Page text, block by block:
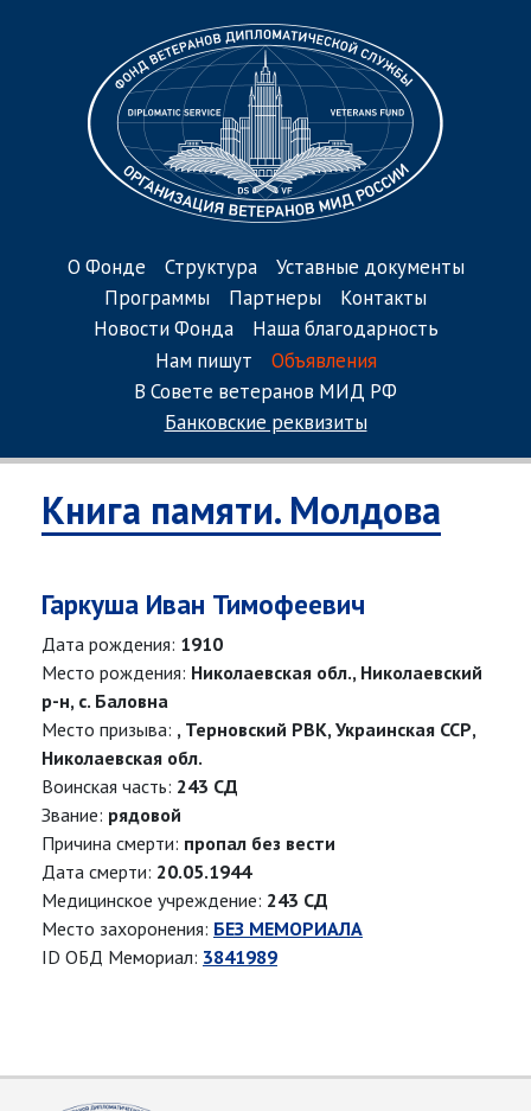
О Фонде Структура
Уставные документы
Программы
Партнеры
Контакты
Новости Фонда
Наша благодарность
Нам пишут
Объявления
В Совете ветеранов МИД РФ
Банковские реквизиты
Книга памяти. Молдова
Гаркуша Иван Тимофеевич
Дата рождения: 1910
Место рождения: Николаевская обл., Николаевский
р-н, с. Баловна
Место призыва: , Терновский РВК, Украинская ССР,
Николаевская обл.
Воинская часть: 243 СД
Звание: рядовой
Причина смерти: пропал без вести
Дата смерти: 20.05.1944
Медицинское учреждение: 243 СД
Место захоронения: БЕЗ МЕМОРИАЛА
ID ОБД Мемориал: 3841989